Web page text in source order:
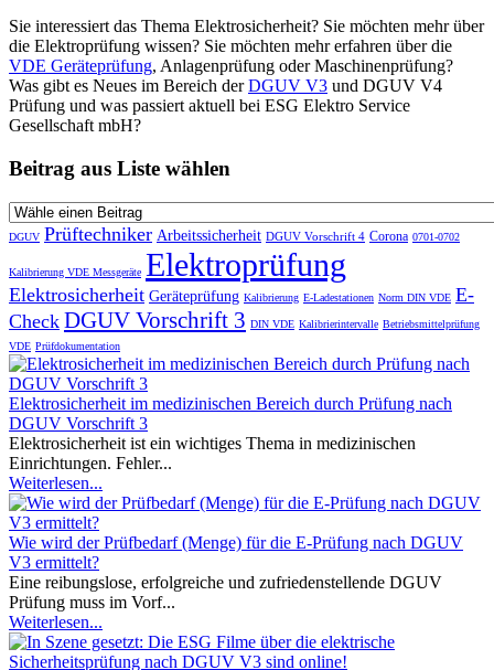
Sie interessiert das Thema Elektrosicherheit? Sie möchten mehr über
die Elektroprüfung wissen? Sie möchten mehr erfahren über die
VDE Geräteprüfung, Anlagenprüfung oder Maschinenprüfung?
Was gibt es Neues im Bereich derDGUV V3 und DGUV V4
Prüfung und was passiert aktuell bei ESG Elektro Service
Gesellschaft mbH?
Beitrag aus Liste wählen
DGUV Prüftechniker Arbeitssicherheit DGUV Vorschrift 4 Corona 0701-0702
Kalibrierung VDE Messgeräte Elektroprüfung
Elektrosicherheit Geräteprüfung Kalibrierung E-Ladestationen Norm DIN VDE E-
Check DGUV Vorschrift 3 DIN VDE Kalibrierintervalle Betriebsmittelprüfung
VDE Prüfdokumentation
Elektrosicherheit im medizinischen Bereich durch Prüfung nach
DGUV Vorschrift 3
Elektrosicherheit ist ein wichtiges Thema in medizinischen
Einrichtungen. Fehler...
Weiterlesen...
Wie wird der Prüfbedarf (Menge) für die E-Prüfung nach DGUV
V3 ermittelt?
Eine reibungslose, erfolgreiche und zufriedenstellende DGUV
Prüfung muss im Vorf...
Weiterlesen...